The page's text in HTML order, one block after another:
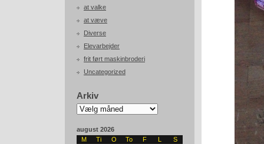
at valke
at væve
Diverse
Elevarbejder
frit ført maskinbroderi
Uncategorized
Arkiv
Arkiv
august 2026
M
Ti O To F L
S